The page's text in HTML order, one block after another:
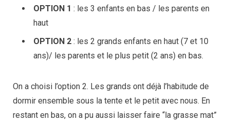
OPTION 1 : les 3 enfants en bas / les parents en
haut
OPTION 2 : les 2 grands enfants en haut (7 et 10
ans)/ les parents et le plus petit (2 ans) en bas.
On a choisi l’option 2. Les grands ont déjà l’habitude de
dormir ensemble sous la tente et le petit avec nous. En
restant en bas, on a pu aussi laisser faire “la grasse mat”